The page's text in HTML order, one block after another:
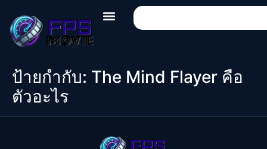
ป้ายกำกับ: The Mind Flayer คือ
ตัวอะไร